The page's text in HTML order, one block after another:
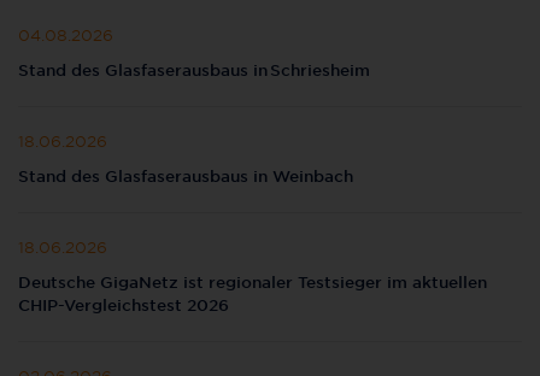
04.08.2026
Stand des Glasfaserausbaus in Schriesheim
18.06.2026
Stand des Glasfaserausbaus in Weinbach
18.06.2026
Deutsche GigaNetz ist regionaler Testsieger im aktuellen
CHIP-Vergleichstest 2026